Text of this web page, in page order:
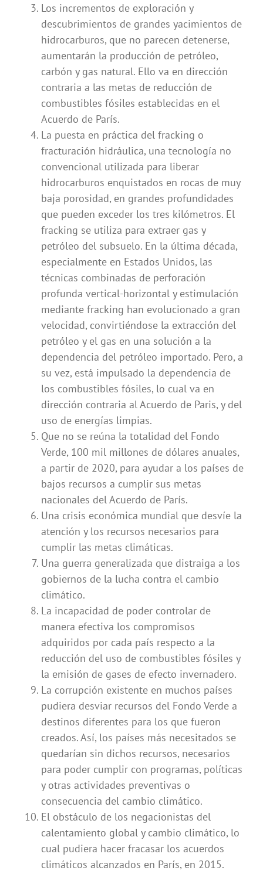
Los incrementos de exploración y
descubrimientos de grandes yacimientos de
hidrocarburos, que no parecen detenerse,
aumentarán la producción de petróleo,
carbón y gas natural. Ello va en dirección
contraria a las metas de reducción de
combustibles fósiles establecidas en el
Acuerdo de París.
La puesta en práctica del fracking o
fracturación hidráulica, una tecnología no
convencional utilizada para liberar
hidrocarburos enquistados en rocas de muy
baja porosidad, en grandes profundidades
que pueden exceder los tres kilómetros. El
fracking se utiliza para extraer gas y
petróleo del subsuelo. En la última década,
especialmente en Estados Unidos, las
técnicas combinadas de perforación
profunda vertical-horizontal y estimulación
mediante fracking han evolucionado a gran
velocidad, convirtiéndose la extracción del
petróleo y el gas en una solución a la
dependencia del petróleo importado. Pero, a
su vez, está impulsado la dependencia de
los combustibles fósiles, lo cual va en
dirección contraria al Acuerdo de Paris, y del
uso de energías limpias.
Que no se reúna la totalidad del Fondo
Verde, 100 mil millones de dólares anuales,
a partir de 2020, para ayudar a los países de
bajos recursos a cumplir sus metas
nacionales del Acuerdo de París.
Una crisis económica mundial que desvíe la
atención y los recursos necesarios para
cumplir las metas climáticas.
Una guerra generalizada que distraiga a los
gobiernos de la lucha contra el cambio
climático.
La incapacidad de poder controlar de
manera efectiva los compromisos
adquiridos por cada país respecto a la
reducción del uso de combustibles fósiles y
la emisión de gases de efecto invernadero.
La corrupción existente en muchos países
pudiera desviar recursos del Fondo Verde a
destinos diferentes para los que fueron
creados. Así, los países más necesitados se
quedarían sin dichos recursos, necesarios
para poder cumplir con programas, políticas
y otras actividades preventivas o
consecuencia del cambio climático.
El obstáculo de los negacionistas del
calentamiento global y cambio climático, lo
cual pudiera hacer fracasar los acuerdos
climáticos alcanzados en París, en 2015.